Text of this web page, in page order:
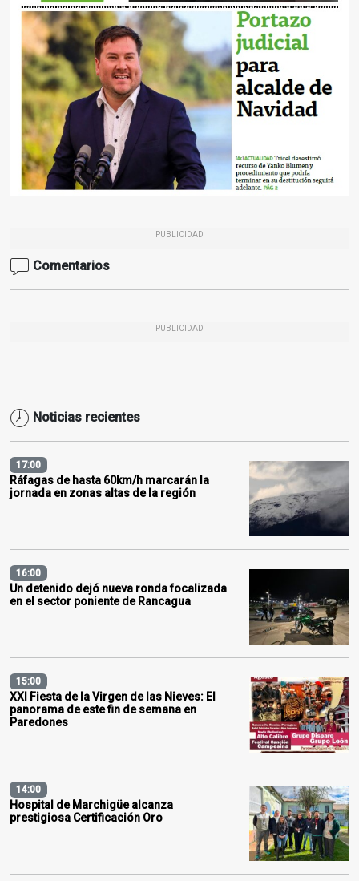
PUBLICIDAD
Comentarios
PUBLICIDAD
Noticias recientes
17:00
Ráfagas de hasta 60km/h marcarán la
jornada en zonas altas de la región
16:00
Un detenido dejó nueva ronda focalizada
en el sector poniente de Rancagua
15:00
XXI Fiesta de la Virgen de las Nieves: El
panorama de este fin de semana en
Paredones
14:00
Hospital de Marchigüe alcanza
prestigiosa Certificación Oro